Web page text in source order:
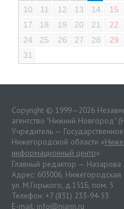
10
11 12 13 14 15
17
18 19 20 21 22
24
25 26 27 28 29
31
Copyright © 1999—2026
агентство "Нижний Новгород"
Учредитель —
Нижегородской области «
информационный центр»
Главный редактор — Назарова
Адрес: 603006,
ул. М.Горького, д.151Б, пом. 5
Телефон: +7 (831) 233-94-53
E-mail: info@niann.ru